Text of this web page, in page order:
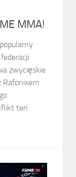
MMA!
zwycięskie
Rafonixem
ten